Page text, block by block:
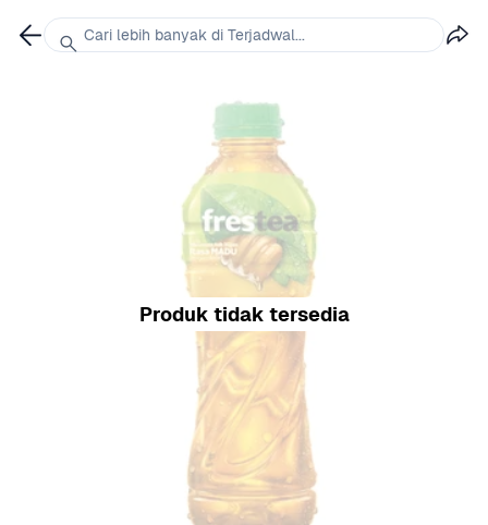
Produk tidak tersedia
Cari lebih banyak di Terjadwal...